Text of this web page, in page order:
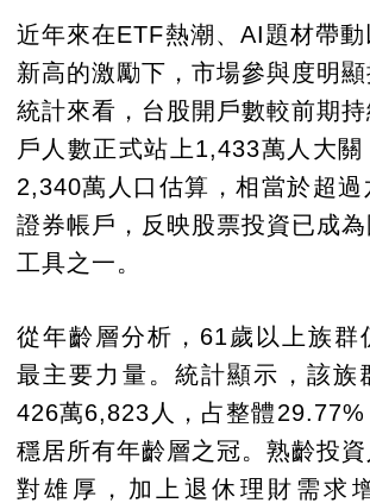
近年來在ETF熱潮、AI題材帶動
新高的激勵下，市場參與度明
統計來看，台股開戶數較前期
戶人數正式站上1,433萬人大關
2,340萬人口估算，相當於超
證券帳戶，反映股票投資已成
工具之一。
從年齡層分析，61歲以上族群
最主要力量。統計顯示，該族
426萬6,823人，占整體29.77%
穩居所有年齡層之冠。熟齡投
對雄厚，加上退休理財需求